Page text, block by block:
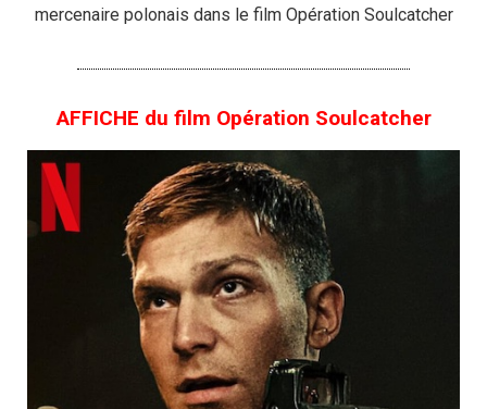
mercenaire polonais dans le film Opération Soulcatcher
AFFICHE du film Opération Soulcatcher